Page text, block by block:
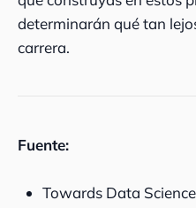
determinarán qué tan
carrera.
Fuente:
Towards Data